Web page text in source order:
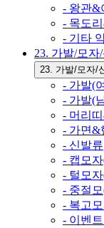
- 왕관&
- 목도
- 기타
23. 가발/모자
23. 가발/모자/
- 가발(
- 가발(
- 머리
- 가면&
- 신발류
- 캡모
- 털모
- 중절
- 복고
- 이벤